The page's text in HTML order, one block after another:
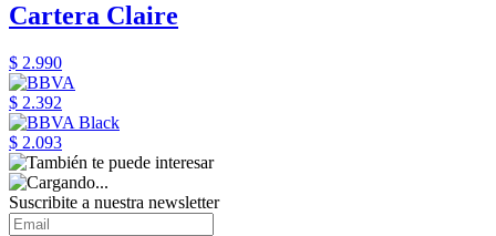
Cartera Claire
$ 2.990
$ 2.392
$ 2.093
Suscribite a nuestra newsletter